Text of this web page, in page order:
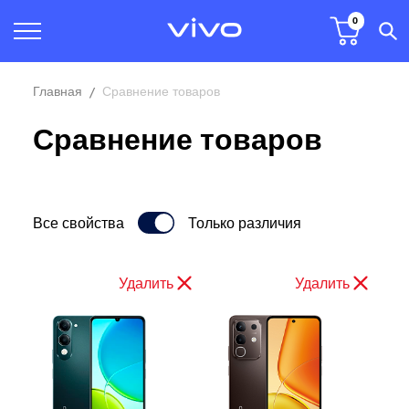
0
Главная Сравнение товаров
Сравнение товаров
Все свойства Только различия
Удалить Удалить
Удалить Удалить